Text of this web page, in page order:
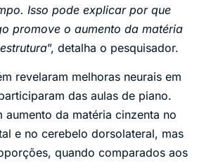
Isso pode explicar por que
promove o aumento da matéria
”, detalha o pesquisador.
revelaram melhoras neurais em
das aulas de piano.
aumento da matéria cinzenta no
e no cerebelo dorsolateral, mas
quando comparados aos